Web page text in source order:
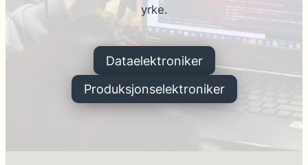
yrke.
Dataelektroniker
Produksjonselektroniker